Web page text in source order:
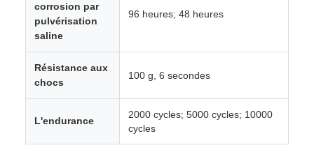
corrosion par
pulvérisation
saline
96 heures; 48 heures
Résistance aux
chocs
100 g, 6 secondes
L'endurance
2000 cycles; 5000 cycles; 10000
cycles